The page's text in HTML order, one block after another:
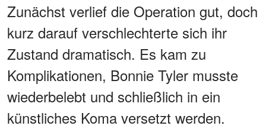
Zunächst verlief die Operation gut, doch
kurz darauf verschlechterte sich ihr
Zustand dramatisch. Es kam zu
Komplikationen, Bonnie Tyler musste
wiederbelebt und schließlich in ein
künstliches Koma versetzt werden.